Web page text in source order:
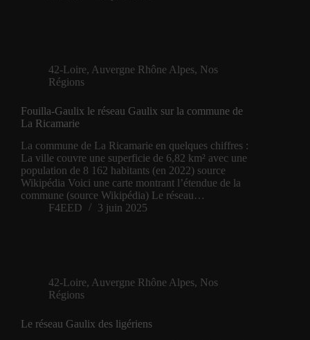
42-Loire, Auvergne Rhône Alpes, Nos
Régions
Fouilla-Gaulix le réseau Gaulix sur la commune de
La Ricamarie
La commune de La Ricamarie en quelques chiffres :
La ville couvre une superficie de 6,82 km² avec une
population de 8 162 habitants (en 2022) source
Wikipédia Voici une carte montrant l’étendue de la
commune (source Wikipédia) Le réseau…
F4EED
3 juin 2025
42-Loire, Auvergne Rhône Alpes, Nos
Régions
Le réseau Gaulix des ligériens